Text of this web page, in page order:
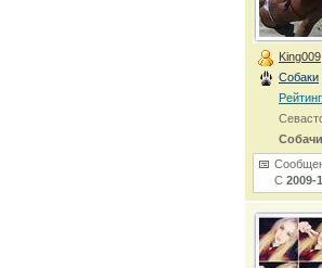
King009
Собаки
С 2009-